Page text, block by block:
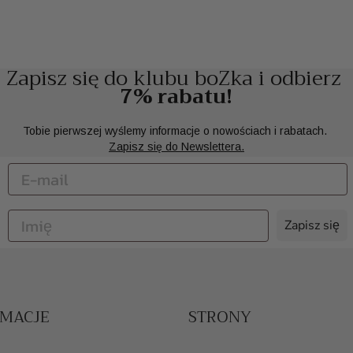
Zapisz się do klubu boZka i odbierz
7% rabatu!
Tobie pierwszej wyślemy informacje o nowościach i rabatach.
Zapisz się do Newslettera.
Zapisz się
STRONY